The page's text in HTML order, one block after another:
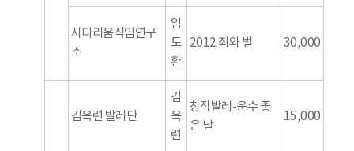
사다리움직임연구
소
임
도
환
2012 죄와 벌 30,000
김옥련 발레단
김
옥
련
창작발레-운수 좋
은 날
15,000